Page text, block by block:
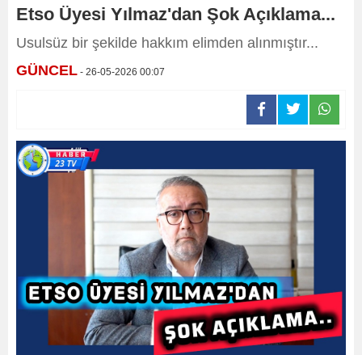
Etso Üyesi Yılmaz'dan Şok Açıklama...
Usulsüz bir şekilde hakkım elimden alınmıştır...
GÜNCEL - 26-05-2026 00:07